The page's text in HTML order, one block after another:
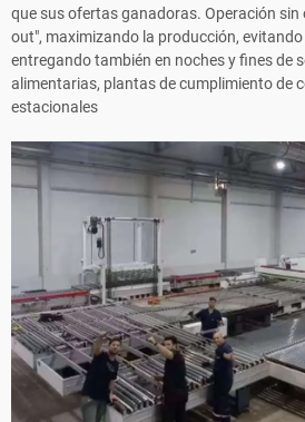
que sus ofertas ganadoras. Operación
out", maximizando la producción,
entregando también en noches y fines de
alimentarias, plantas de cumplimiento de
estacionales